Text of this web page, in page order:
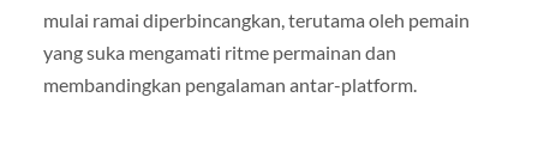
mulai ramai diperbincangkan, terutama oleh pemain
yang suka mengamati ritme permainan dan
membandingkan pengalaman antar-platform.